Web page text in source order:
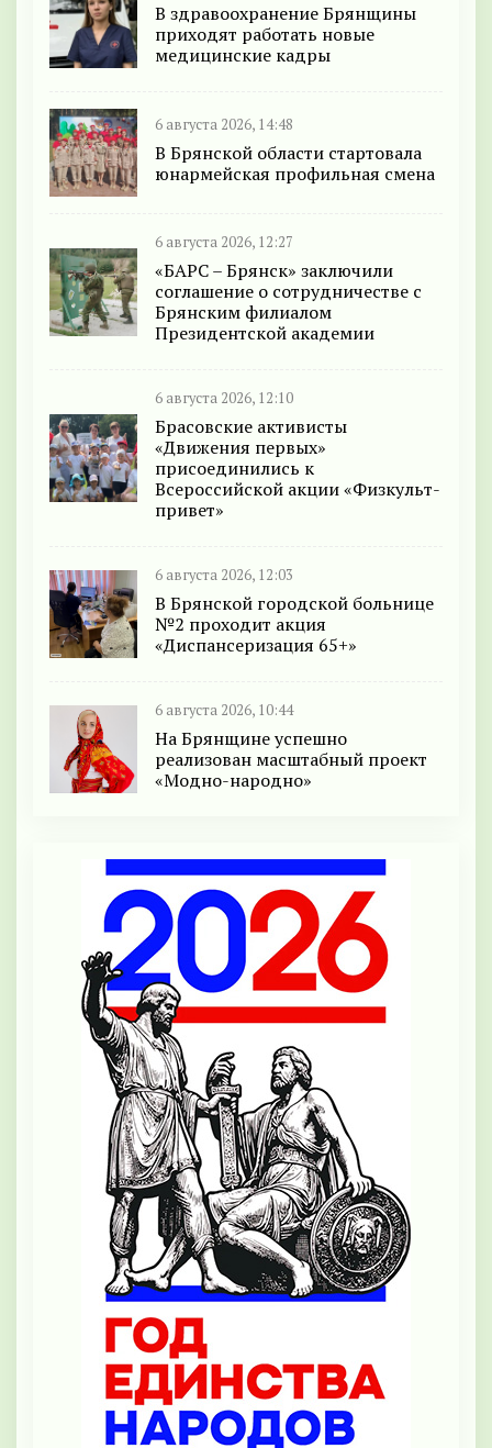
В здравоохранение Брянщины
приходят работать новые
медицинские кадры
6 августа 2026, 14:48
В Брянской области стартовала
юнармейская профильная смена
6 августа 2026, 12:27
«БАРС – Брянск» заключили
соглашение о сотрудничестве с
Брянским филиалом
Президентской академии
6 августа 2026, 12:10
Брасовские активисты
«Движения первых»
присоединились к
Всероссийской акции «Физкульт-
привет»
6 августа 2026, 12:03
В Брянской городской больнице
№2 проходит акция
«Диспансеризация 65+»
6 августа 2026, 10:44
На Брянщине успешно
реализован масштабный проект
«Модно-народно»